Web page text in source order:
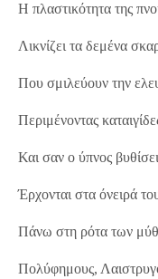
Η πλαστικότητα της
Λικνίζει τα δεμένα
Που σμιλεύουν την
Περιμένοντας
Και σαν ο ύπνος
Έρχονται στα όνειρά
Πάνω στη ρότα των
Πολύφημους,